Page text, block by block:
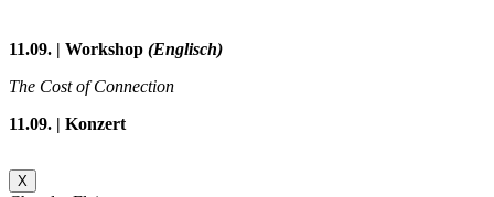
11.09. | Workshop (Englisch)
The Cost of Connection
11.09. | Konzert
X